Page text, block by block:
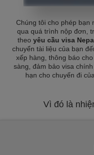
Chúng tôi cho phép bạn
qua quá trình nộp đơn,
theo yêu cầu visa
chuyển tài liệu của bạn
xếp hàng, thông báo
sàng, đảm bảo visa
hạn cho chuyến đi
Vì đó là